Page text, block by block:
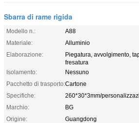
Sbarra di rame rigida
Modello n.:
A88
Materiale:
Alluminio
Elaborazione:
Piegatura, avvolgimento,
fresatura
Isolamento:
Nessuno
Pacchetto di trasporto:Cartone
Specifiche:
260*30*3mm/
Marchio:
BG
Origine:
Guangdong